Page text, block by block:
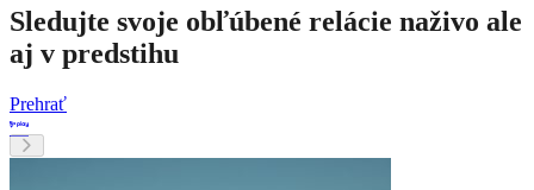
Sledujte svoje obľúbené relácie naživo ale
aj v predstihu
Prehrať